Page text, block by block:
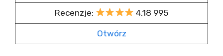
Recenzje: 4,18 995
Otwórz